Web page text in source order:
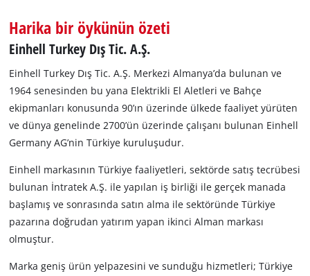
Harika bir öykünün özeti
Einhell Turkey Dış Tic. A.Ş.
Einhell Turkey Dış Tic. A.Ş. Merkezi Almanya’da bulunan ve
1964 senesinden bu yana Elektrikli El Aletleri ve Bahçe
ekipmanları konusunda 90’ın üzerinde ülkede faaliyet yürüten
ve dünya genelinde 2700’ün üzerinde çalışanı bulunan Einhell
Germany AG’nin Türkiye kuruluşudur.
Einhell markasının Türkiye faaliyetleri, sektörde satış tecrübesi
bulunan İntratek A.Ş. ile yapılan iş birliği ile gerçek manada
başlamış ve sonrasında satın alma ile sektöründe Türkiye
pazarına doğrudan yatırım yapan ikinci Alman markası
olmuştur.
Marka geniş ürün yelpazesini ve sunduğu hizmetleri; Türkiye